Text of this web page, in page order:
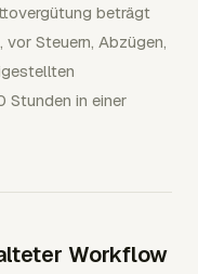
beträgt
Steuern, Abzügen,
Stunden in einer
Workflow